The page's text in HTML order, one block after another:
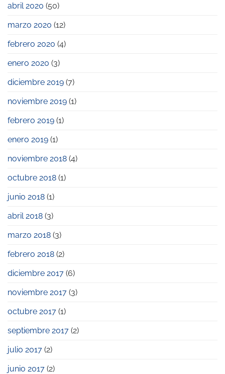
abril 2020 (50)
marzo 2020 (12)
febrero 2020 (4)
enero 2020 (3)
diciembre 2019 (7)
noviembre 2019 (1)
febrero 2019 (1)
enero 2019 (1)
noviembre 2018 (4)
octubre 2018 (1)
junio 2018 (1)
abril 2018 (3)
marzo 2018 (3)
febrero 2018 (2)
diciembre 2017 (6)
noviembre 2017 (3)
octubre 2017 (1)
septiembre 2017 (2)
julio 2017 (2)
junio 2017 (2)